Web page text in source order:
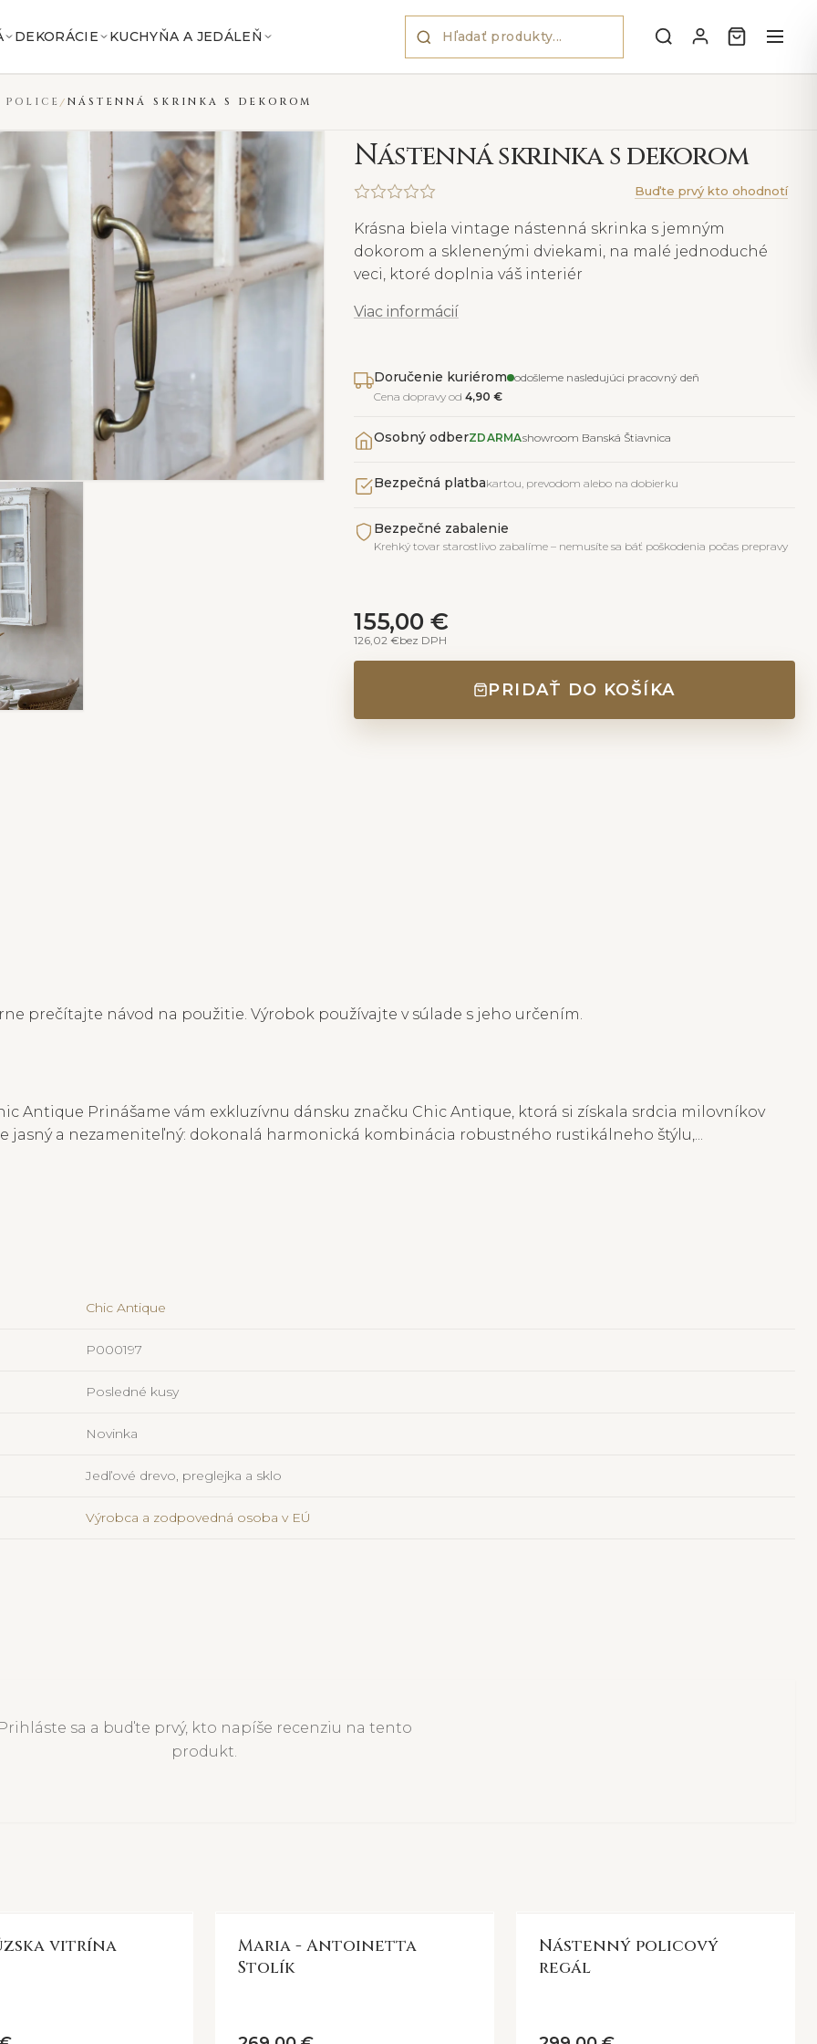
DEKORÁCIE KUCHYŇA A JEDÁLEŇ
POLICE NÁSTENNÁ SKRINKA S DEKOROM
Nástenná skrinka s dekorom
Buďte prvý kto ohodnotí
Krásna biela vintage nástenná skrinka s jemným
dokorom a sklenenými dviekami, na malé jednoduché
veci, ktoré doplnia váš interiér
Viac informácií
Doručenie kuriérom odošleme nasledujúci pracovný deň
Cena dopravy od 4,90 €
Osobný odberZDARMAshowroom Banská Štiavnica
Bezpečná platbakartou, prevodom alebo na dobierku
Bezpečné zabalenie
Krehký tovar starostlivo zabalíme – nemusíte sa báť poškodenia počas prepravy
155,00 €
126,02 €bez DPH
PRIDAŤ DO KOŠÍKA
prečítajte návod na použitie. Výrobok používajte v súlade s jeho určením.
Antique Prinášame vám exkluzívnu dánsku značku Chic Antique, ktorá si získala srdcia milovníkov
jasný a nezameniteľný: dokonalá harmonická kombinácia robustného rustikálneho štýlu,...
Chic Antique
P000197
Posledné kusy
Novinka
Jedľové drevo, preglejka a sklo
Výrobca a zodpovedná osoba v EÚ
sa a buďte prvý, kto napíše recenziu na tento
produkt.
vitrína
Maria - Antoinetta
Stolík
Nástenný policový
regál